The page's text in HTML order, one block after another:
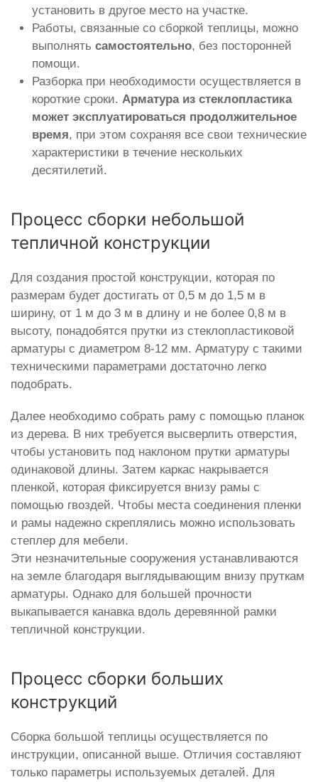
установить в другое место на участке.
Работы, связанные со сборкой теплицы, можно
выполнять самостоятельно, без посторонней
помощи.
Разборка при необходимости осуществляется в
короткие сроки. Арматура из стеклопластика
может эксплуатироваться продолжительное
время, при этом сохраняя все свои технические
характеристики в течение нескольких
десятилетий.
Процесс сборки небольшой
тепличной конструкции
Для создания простой конструкции, которая по
размерам будет достигать от 0,5 м до 1,5 м в
ширину, от 1 м до 3 м в длину и не более 0,8 м в
высоту, понадобятся прутки из стеклопластиковой
арматуры с диаметром 8-12 мм. Арматуру с такими
техническими параметрами достаточно легко
подобрать.
Далее необходимо собрать раму с помощью планок
из дерева. В них требуется высверлить отверстия,
чтобы установить под наклоном прутки арматуры
одинаковой длины. Затем каркас накрывается
пленкой, которая фиксируется внизу рамы с
помощью гвоздей. Чтобы места соединения пленки
и рамы надежно скреплялись можно использовать
степлер для мебели.
Эти незначительные сооружения устанавливаются
на земле благодаря выглядывающим внизу пруткам
арматуры. Однако для большей прочности
выкапывается канавка вдоль деревянной рамки
тепличной конструкции.
Процесс сборки больших
конструкций
Сборка большой теплицы осуществляется по
инструкции, описанной выше. Отличия составляют
только параметры используемых деталей. Для